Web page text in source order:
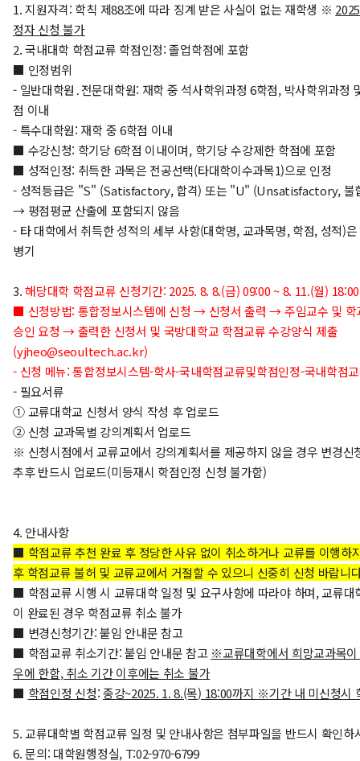
1. 지원자격: 학칙 제88조에 따라 징계 받은 사실이 없는 재학생 ※
정자 신청 불가
2. 국내대학 학점교류 학점인정: 졸업학점에 포함
■ 인정범위
- 일반대학원․전문대학원: 재학 중 석사학위과정 6학점, 박사학위과정
점 이내
- 특수대학원: 재학 중 6학점 이내
■ 수강신청: 학기당 6학점 이내이며, 학기당 수강제한 학점에 포함
■ 성적인정: 취득한 과목은 전공선택(타대학이수과목1)으로 인정
- 성적등급은 "S" (Satisfactory, 합격) 또는 "U" ​(Unsatisfactory, 불
→ 평점평균 산출에 포함되지 않음
- 타 대학에서 취득한 성적의 세부 사항(대학명, 교과목명, 학점, 성적)
병기
3.해당대학 학점교류 신청기간: 2025. 8. 8.(금) 09:00 ~ 8. 11.(월) 18:00
■ 신청방법: 통합정보시스템에 신청 → 신청서 출력 → 주임교수 및 학
승인 요청 → 출력한 신청서 및 국방대학교 학점교류 수강양식 제출
(yjheo@seoultech.ac.kr)
- 신청 메뉴: 통합정보시스템-학사-국내학점교류및학점인정-국내학점
- 필요서류
① 교류대학교 신청서 양식 작성 후 업로드
② 신청 교과목별 강의계획서 업로드
※ 신청시점에서 교류교에서 강의계획서를 제공하지 않을 경우 변경신
추후 반드시 업로드(미등재시 학점인정 신청 불가함)
4. 안내사항
■ 학점교류 추천 완료 후 정당한 사유 없이 취소하거나 교류를 이행하
후 학점교류 불허 및 교류교에서 거절할 수 있으니 신중히 신청 바랍니
■ 학점교류 시행 시 교류대학 일정 및 요구사항에 따라야 하며, 교류대
이 완료된 경우 학점교류 취소 불가
■ 변경신청기간: 붙임 안내문 참고
■ 학점교류 취소기간: 붙임 안내문 참고 ※교류대학에서 희망교과목
우에 한함,취소 기간 이후에는 취소 불가
■ 학점인정 신청:종강~2025. 1. 8.(목) 18:00까지 ※기간 내 미신청시
5. 교류대학별 학점교류 일정 및 안내사항은 첨부파일을 반드시 확인하
6. 문의: 대학원행정실, T:02-970-6799